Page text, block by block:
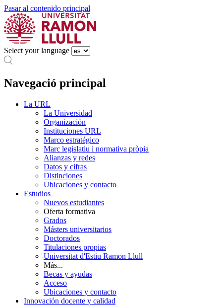
Pasar al contenido principal
Select your language
Navegació principal
La URL
La Universidad
Organización
Instituciones URL
Marco estratégico
Marc legislatiu i normativa pròpia
Alianzas y redes
Datos y cifras
Distinciones
Ubicaciones y contacto
Estudios
Nuevos estudiantes
Oferta formativa
Grados
Másters universitarios
Doctorados
Titulaciones propias
Universitat d'Estiu Ramon Llull
Más...
Becas y ayudas
Acceso
Ubicaciones y contacto
Innovación docente y calidad